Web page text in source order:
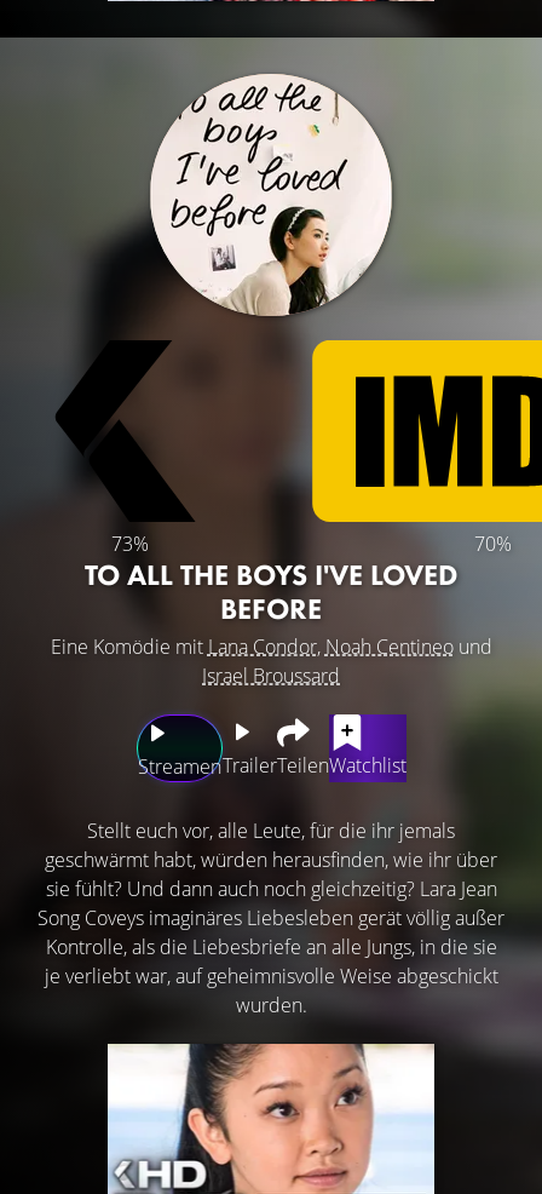
73% 70%
TO ALL THE BOYS I'VE LOVED
BEFORE
Eine Komödie mit Lana Condor, Noah Centineound
Israel Broussard
StreamenTrailerTeilenWatchlist
Stellt euch vor, alle Leute, für die ihr jemals
geschwärmt habt, würden herausfinden, wie ihr über
sie fühlt? Und dann auch noch gleichzeitig? Lara Jean
Song Coveys imaginäres Liebesleben gerät völlig außer
Kontrolle, als die Liebesbriefe an alle Jungs, in die sie
je verliebt war, auf geheimnisvolle Weise abgeschickt
wurden.